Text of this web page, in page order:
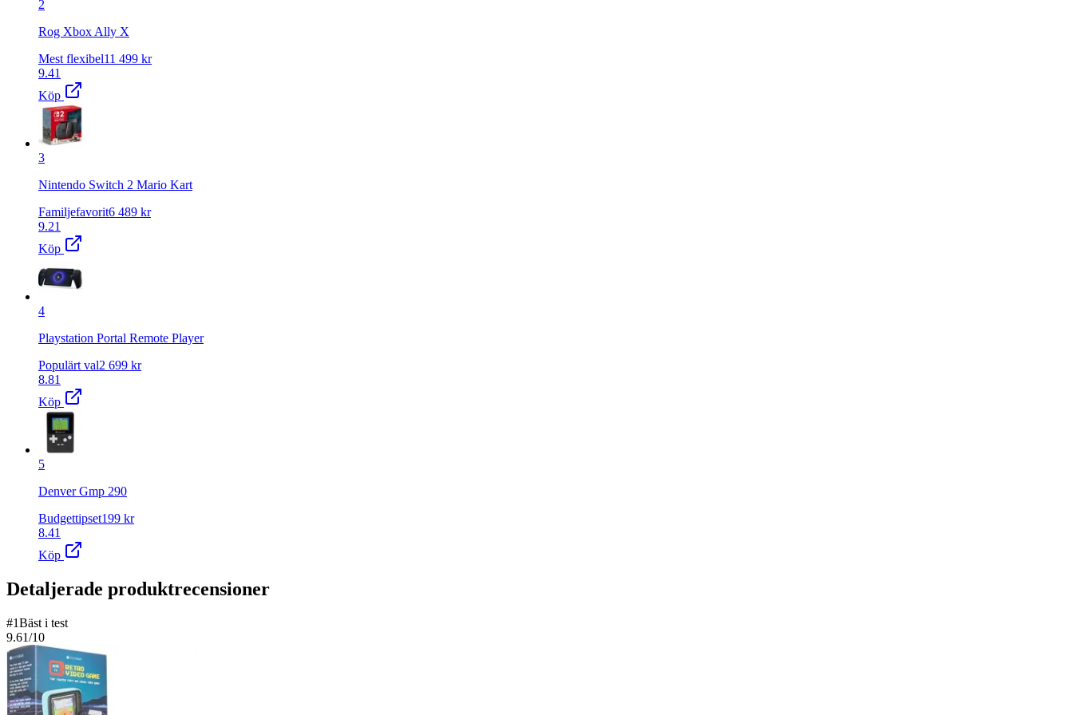
2
Rog Xbox Ally X
Mest flexibel11 499 kr
9.41
Köp
3
Nintendo Switch 2 Mario Kart
Familjefavorit6 489 kr
9.21
Köp
4
Playstation Portal Remote Player
Populärt val2 699 kr
8.81
Köp
5
Denver Gmp 290
Budgettipset199 kr
8.41
Köp
Detaljerade produktrecensioner
#1Bäst i test
9.61/10